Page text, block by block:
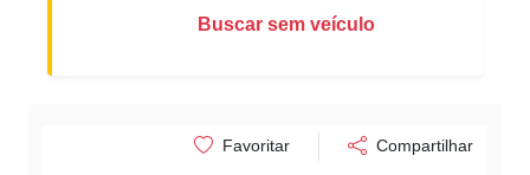
Buscar sem veículo
Favoritar Compartilhar